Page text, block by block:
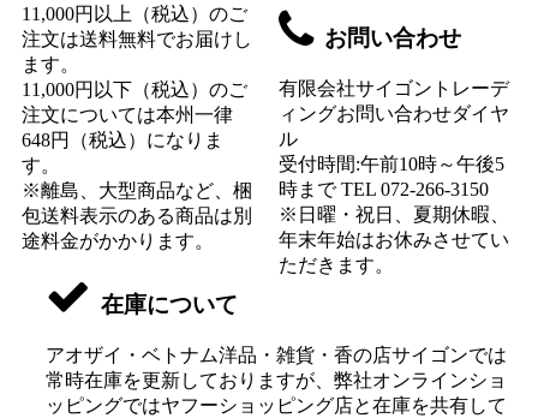
11,000円以上（税込）のご
注文は送料無料でお届けし
ます。
11,000円以下（税込）のご
注文については本州一律
648円（税込）になりま
す。
※離島、大型商品など、梱
包送料表示のある商品は別
途料金がかかります。
お問い合わせ
有限会社サイゴントレーデ
ィングお問い合わせダイヤ
ル
受付時間:午前10時～午後5
時まで TEL 072-266-3150
※日曜・祝日、夏期休暇、
年末年始はお休みさせてい
ただきます。
在庫について
アオザイ・ベトナム洋品・雑貨・香の店サイゴンでは
常時在庫を更新しておりますが、弊社オンラインショ
ッピングではヤフーショッピング店と在庫を共有して